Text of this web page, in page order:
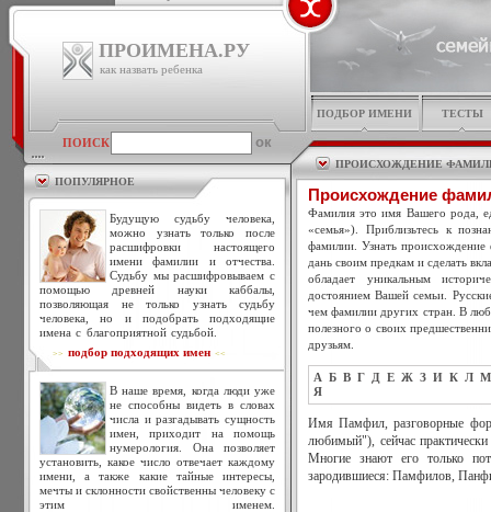
ПРОИМЕНА.РУ
как назвать ребенка
ПОИСК
ПОПУЛЯРНОЕ
Будущую судьбу человека,
можно узнать только после
расшифровки настоящего
имени фамилии и отчества.
Судьбу мы расшифровываем с
помощью древней науки каббалы,
позволяющая не только узнать судьбу
человека, но и подобрать подходящие
имена с благоприятной судьбой.
>> подбор подходящих имен <<
В наше время, когда люди уже
не способны видеть в словах
числа и разгадывать сущность
имен, приходит на помощь
нумерология. Она позволяет
установить, какое число отвечает каждому
имени, а также какие тайные интересы,
мечты и склонности свойственны человеку с
этим именем.
ПОДБОР ИМЕНИ ТЕСТЫ
ПРОИСХОЖДЕНИЕ
Происхождение
Фамилия это имя Вашего рода,
«семья»). Приблизьтесь к
фамилии. Узнать
дань своим предкам и сделать
обладает уникальным
достоянием Вашей семьи.
чем фамилии других стран. В
полезного о своих
друзьям.
А Б В Г Д Е Ж З И К Л М
Я
Имя Памфил, разговорные
любимый"), сейчас
Многие знают его только
зародившиеся: Памфилов,